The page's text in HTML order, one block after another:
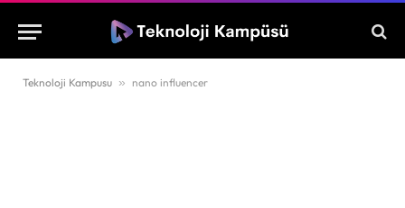
Teknoloji Kampusu » nano influencer